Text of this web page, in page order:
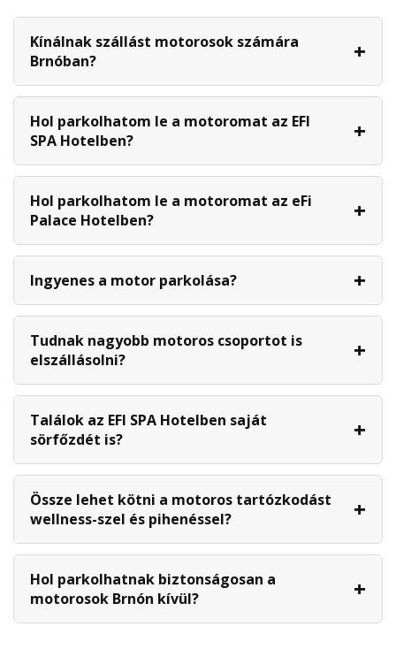
Kínálnak szállást motorosok számára
Brnóban?
Hol parkolhatom le a motoromat az EFI
SPA Hotelben?
Hol parkolhatom le a motoromat az eFi
Palace Hotelben?
Ingyenes a motor parkolása?
Tudnak nagyobb motoros csoportot is
elszállásolni?
Találok az EFI SPA Hotelben saját
sörfőzdét is?
Össze lehet kötni a motoros tartózkodást
wellness-szel és pihenéssel?
Hol parkolhatnak biztonságosan a
motorosok Brnón kívül?